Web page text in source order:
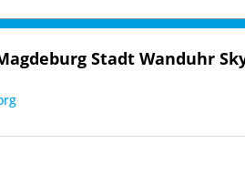
Stadt Wanduhr